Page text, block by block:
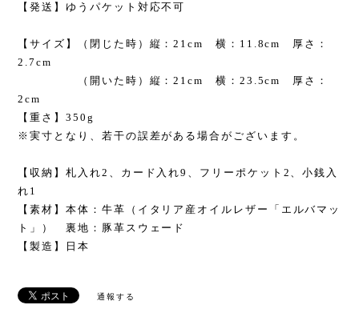
【発送】ゆうパケット対応不可
【サイズ】（閉じた時）縦：21cm 横：11.8cm 厚さ：
2.7cm
（開いた時）縦：21cm 横：23.5cm 厚さ：
2cm
【重さ】350g
※実寸となり、若干の誤差がある場合がございます。
【収納】札入れ2、カード入れ9、フリーポケット2、小銭入
れ1
【素材】本体：牛革（イタリア産オイルレザー「エルバマッ
ト」） 裏地：豚革スウェード
【製造】日本
通報する